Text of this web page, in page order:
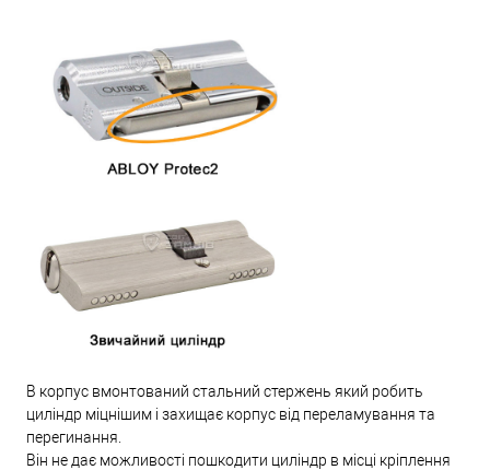
В корпус вмонтований стальний стержень який робить
циліндр міцнішим і захищає корпус від переламування та
перегинання.
Він не дає можливості пошкодити циліндр в місці кріплення